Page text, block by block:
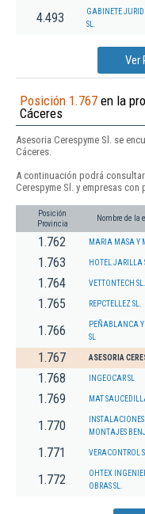
4.493
GABINETE
SL.
Ver
Posición 1.767 en la
Cáceres
Asesoria Cerespyme Sl. se
Cáceres.
A continuación podrá
Cerespyme Sl. y empresas
Posición
Provincia
Nombre de la
1.762 MARIA MASA Y
1.763 HOTEL JARILLA
1.764 VETTONTECH SL.
1.765 REPCTELLEZ SL.
1.766
PEÑABLANCA
SL
1.767 ASESORIA
1.768 INGEOCAR SL
1.769 MAT
1.770
INSTALACIONES
MONTAJES
1.771 VERACONTROL
1.772
OHTEX
OBRAS SL.